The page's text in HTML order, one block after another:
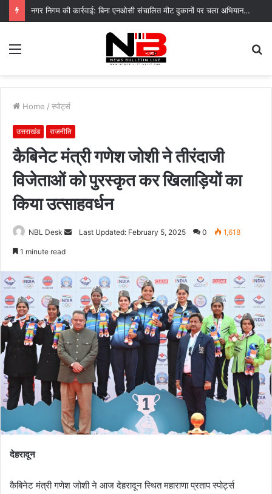
नगर निगम की कार्रवाई: बिना एनओसी संचालित मीट दुकानों पर चला अभियान, 45250 रुपये का चालान
Menu
Home / स्पोर्ट्स
उत्तराखंड राजनीति
कैबिनेट मंत्री गणेश जोशी ने तीरंदाजी
विजेताओं को पुरस्कृत कर खिलाड़ियों का
किया उत्साहवर्धन
NBL Desk
SendLast Updated: February 5, 2025 0 1,618
1 minute read
देहरादून
कैबिनेट मंत्री गणेश जोशी ने आज देहरादून स्थित महाराणा प्रताप स्पोर्ट्स